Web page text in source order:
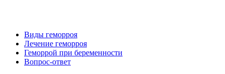
Виды геморроя
Лечение геморроя
Геморрой при беременности
Вопрос-ответ